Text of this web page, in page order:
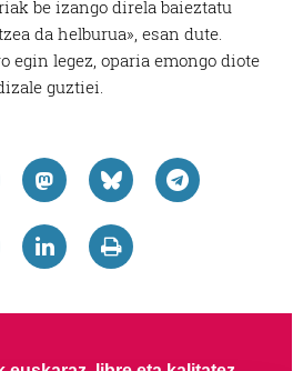
be izango direla baieztatu
da helburua», esan dute.
egin legez, oparia emongo diote
guztiei.